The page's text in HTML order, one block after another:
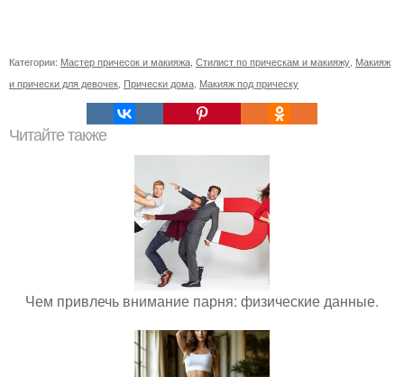
Категории: Мастер причесок и макияжа Стилист по прическам и макияжу Макияж
и прически для девочек Прически дома Макияж под прическу
Читайте также
Чем привлечь внимание парня: физические данные.